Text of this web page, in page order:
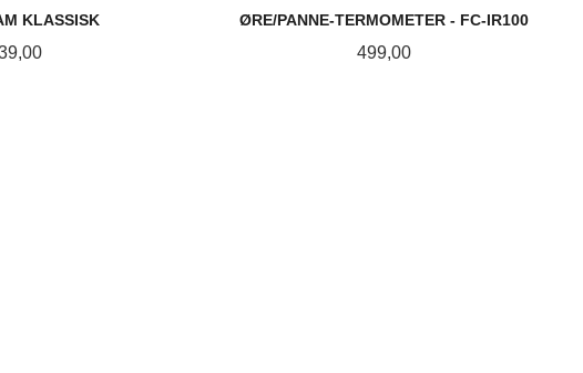
KLASSISK ØRE/PANNE-TERMOMETER - FC-IR100
Pris
499,00